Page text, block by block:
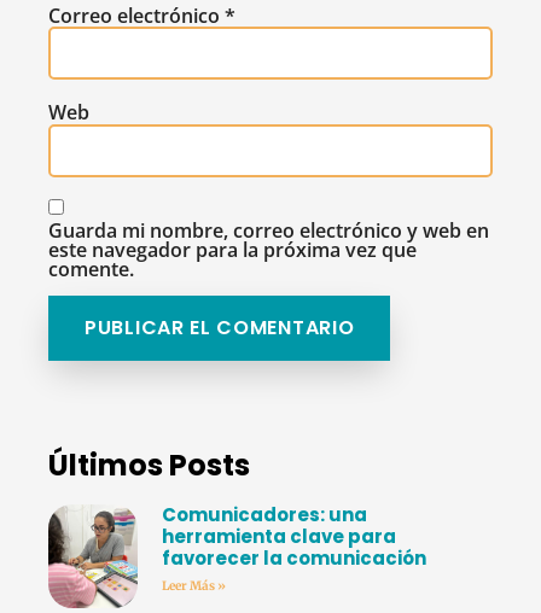
Correo electrónico *
Web
Guarda mi nombre, correo electrónico y web en
este navegador para la próxima vez que
comente.
Últimos Posts
Comunicadores: una
herramienta clave para
favorecer la comunicación
Leer Más »